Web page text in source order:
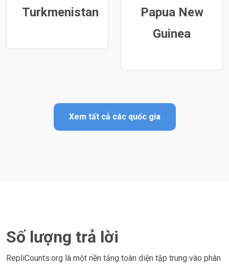
Turkmenistan
Papua New
Guinea
Xem tất cả các quốc gia
Số lượng trả lời
RepliCounts.org là một nền tảng toàn diện tập trung vào phân